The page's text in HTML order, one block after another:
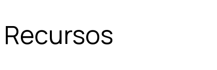
Recursos